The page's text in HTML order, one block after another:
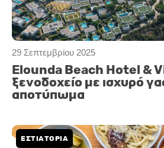
29 Σεπτεμβρίου 2025
Elounda Beach Hotel &
ξενοδοχείο με ισχυρό
αποτύπωμα
ΕΣΤΙΑΤΟΡΙΑ